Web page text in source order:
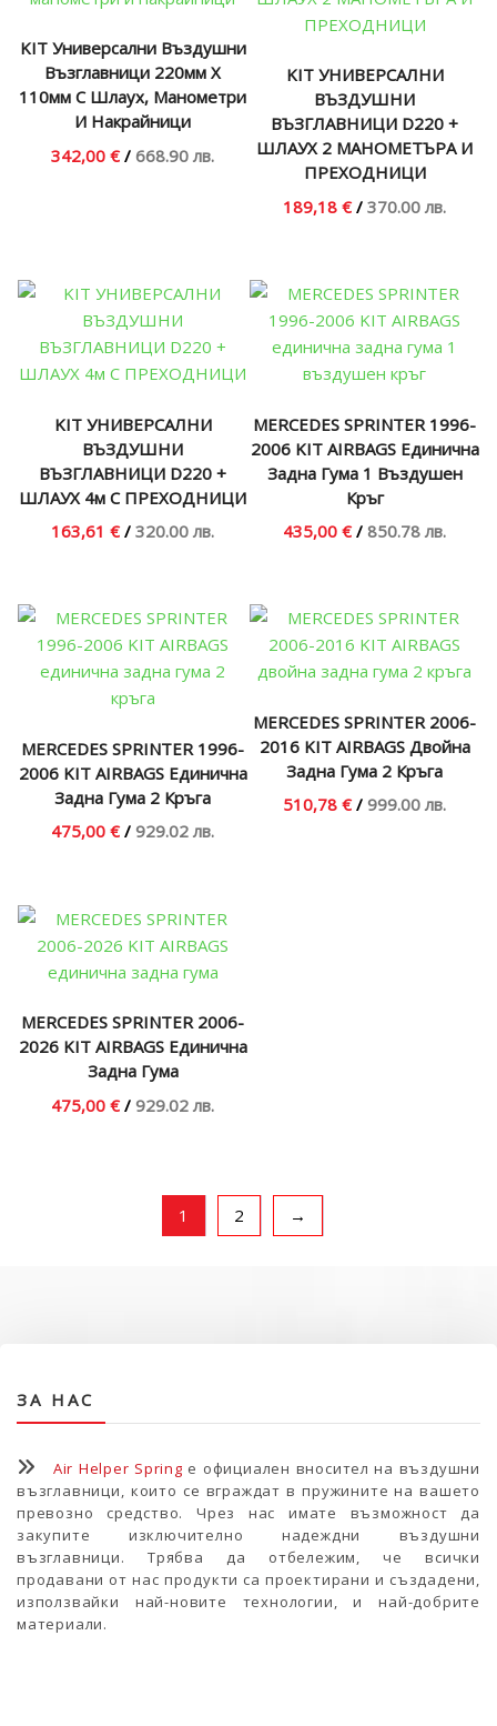
KIT Универсални Въздушни
Възглавници 220мм Х
110мм С Шлаух, Манометри
И Накрайници
342,00 € / 668.90 лв.
KIT УНИВЕРСАЛНИ
ВЪЗДУШНИ
ВЪЗГЛАВНИЦИ D220 +
ШЛАУХ 2 МАНОМЕТЪРА И
ПРЕХОДНИЦИ
189,18 € / 370.00 лв.
KIT УНИВЕРСАЛНИ
ВЪЗДУШНИ
ВЪЗГЛАВНИЦИ D220 +
ШЛАУХ 4м С ПРЕХОДНИЦИ
163,61 € / 320.00 лв.
MERCEDES SPRINTER 1996-
2006 KIT AIRBAGS Единична
Задна Гума 1 Въздушен
Кръг
435,00 € / 850.78 лв.
MERCEDES SPRINTER 1996-
2006 KIT AIRBAGS Единична
Задна Гума 2 Кръга
475,00 € / 929.02 лв.
MERCEDES SPRINTER 2006-
2016 KIT AIRBAGS Двойна
Задна Гума 2 Кръга
510,78 € / 999.00 лв.
MERCEDES SPRINTER 2006-
2026 KIT AIRBAGS Единична
Задна Гума
475,00 € / 929.02 лв.
1 2 →
ЗА НАС
Air Helper Spring е официален вносител на въздушни
възглавници, които се вграждат в пружините на вашето
превозно средство. Чрез нас имате възможност да
закупите изключително надеждни въздушни
възглавници. Трябва да отбележим, че всички
продавани от нас продукти са проектирани и създадени,
използвайки най-новите технологии, и най-добрите
материали.